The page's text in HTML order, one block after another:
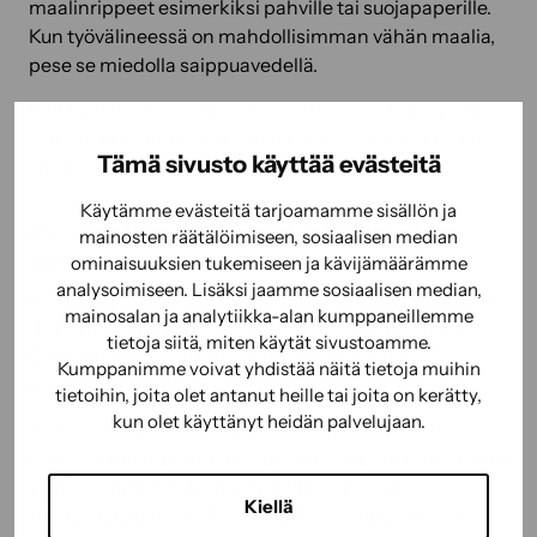
Tämä sivusto käyttää evästeitä
Käytämme evästeitä tarjoamamme sisällön ja
mainosten räätälöimiseen, sosiaalisen median
ominaisuuksien tukemiseen ja kävijämäärämme
analysoimiseen. Lisäksi jaamme sosiaalisen median,
mainosalan ja analytiikka-alan kumppaneillemme
tietoja siitä, miten käytät sivustoamme.
Kumppanimme voivat yhdistää näitä tietoja muihin
tietoihin, joita olet antanut heille tai joita on kerätty,
kun olet käyttänyt heidän palvelujaan.
Kiellä
maalinrippeet esimerkiksi pahville tai suojapaperille.
Kun työvälineessä on mahdollisimman vähän maalia,
pese se miedolla saippuavedellä.
Kaikkien maalausvälineiden varressa on reikä, josta
siveltimen harjakset eivät painu.
Miten puhdistan kuivahtaneet työvälineet, tai jos
olen käyttänyt liuotinohenteista maalia?
Kuivuneen maalin poistamiseen maalausvälineistä ei
riitä saippuapesu, vaan tarvitaan avuksiBioComb
Pensselipesua.Tarkista sen laimennusohjeet
pakkauksen kyljestä.
Anna työvälineen liota liuoksessa niin kauan, että
Viimeistele putsaus BioComb Pensselipesulla tai